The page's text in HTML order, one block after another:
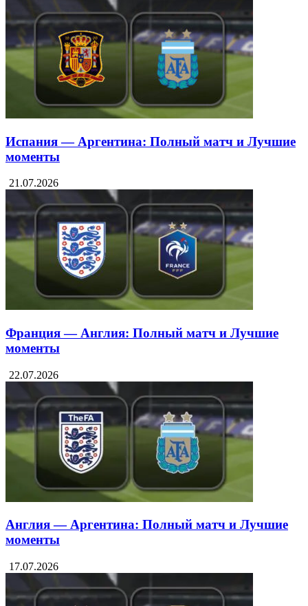
Испания — Аргентина: Полный матч и Лучшие
моменты
21.07.2026
Франция — Англия: Полный матч и Лучшие
моменты
22.07.2026
Англия — Аргентина: Полный матч и Лучшие
моменты
17.07.2026